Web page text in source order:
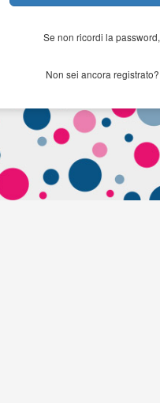
Se non ricordi la password,
Non sei ancora registrato?